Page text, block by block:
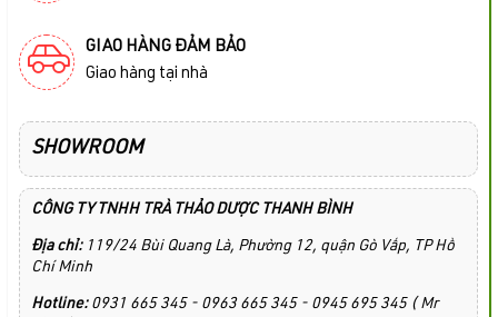
GIAO HÀNG ĐẢM BẢO
Giao hàng tại nhà
SHOWROOM
CÔNG TY TNHH TRÀ THẢO DƯỢC THANH BÌNH
Địa chỉ:119/24 Bùi Quang Là, Phường 12, quận Gò Vấp, TP Hồ
Chí Minh
Hotline:0931 665 345 - 0963 665 345 - 0945 695 345 ( Mr